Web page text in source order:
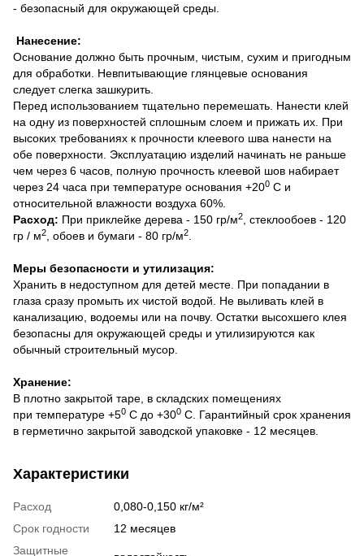
- безопасный для окружающей среды.
Нанесение:
Основание должно быть прочным, чистым, сухим и пригодным
для обработки. Невпитывающие глянцевые основания
следует слегка зашкурить.
Перед использованием тщательно перемешать. Нанести клей
на одну из поверхностей сплошным слоем и прижать их. При
высоких требованиях к прочности клеевого шва нанести на
обе поверхности. Эксплуатацию изделий начинать не раньше
чем через 6 часов, полную прочность клеевой шов набирает
через 24 часа при температуре основания +200 С и
относительной влажности воздуха 60%.
Расход: При приклейке дерева - 150 гр/м2
, стеклообоев - 120
гр / м2 , обоев и бумаги - 80 гр/м2
Меры безопасности и утилизация:
Хранить в недоступном для детей месте. При попадании в
глаза сразу промыть их чистой водой. Не выливать клей в
канализацию, водоемы или на почву. Остатки высохшего клея
безопасны для окружающей среды и утилизируются как
обычный строительный мусор.
Хранение:
В плотно закрытой таре, в складских помещениях
при температуре +50 С до +300 С. Гарантийный срок хранения
в герметично закрытой заводской упаковке - 12 месяцев.
Характеристики
Расход
0,080-0,150 кг/м²
Срок годности
12 месяцев
Защитные